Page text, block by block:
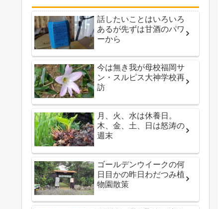
話したいことはいろいろ
あるが先ずは甘酒のパワ
ーから
今は無き我が母校福岡サ
ン・スルピス大神学校再
訪
月、火、水は休養日。
木、金、土、日は怒涛の
週末
ゴールデンウイークの何
日目かの昨日わだつみ植
物園散策